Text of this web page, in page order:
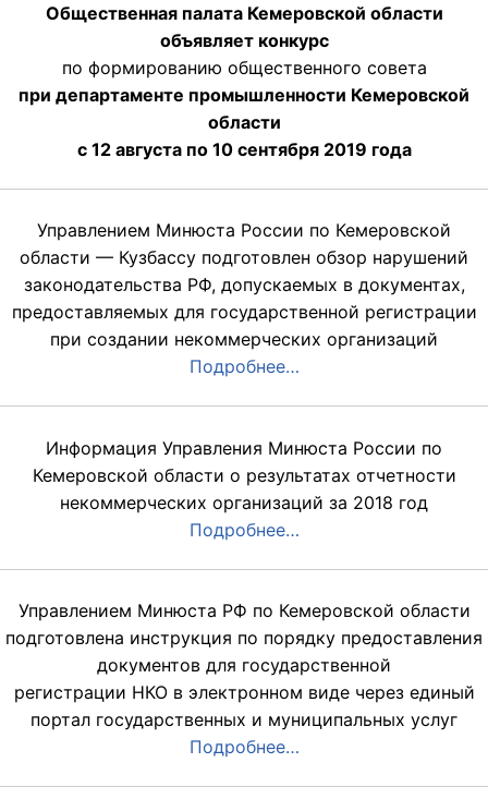
Общественная палата Кемеровской области
объявляет конкурс
по формированию общественного совета
при департаменте промышленности Кемеровской
области
с 12 августа по 10 сентября 2019 года
Управлением Минюста России по Кемеровской
области — Кузбассу подготовлен обзор нарушений
законодательства РФ, допускаемых в документах,
предоставляемых для государственной регистрации
при создании некоммерческих организаций
Подробнее…
Информация Управления Минюста России по
Кемеровской области о результатах отчетности
некоммерческих организаций за 2018 год
Подробнее…
Управлением Минюста РФ по Кемеровской области
подготовлена инструкция по порядку предоставления
документов для государственной
регистрации НКО в электронном виде через единый
портал государственных и муниципальных услуг
Подробнее…